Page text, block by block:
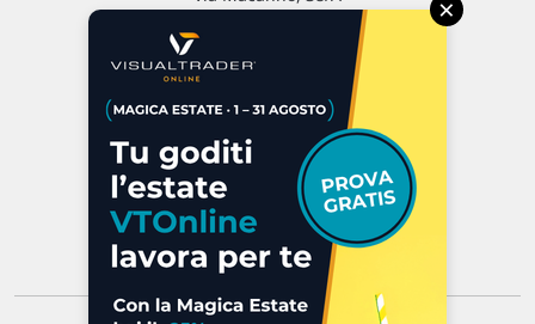
P.IVA 02 452 460 401
Chi siamo
Commenti e segnalazioni
Contattaci
×